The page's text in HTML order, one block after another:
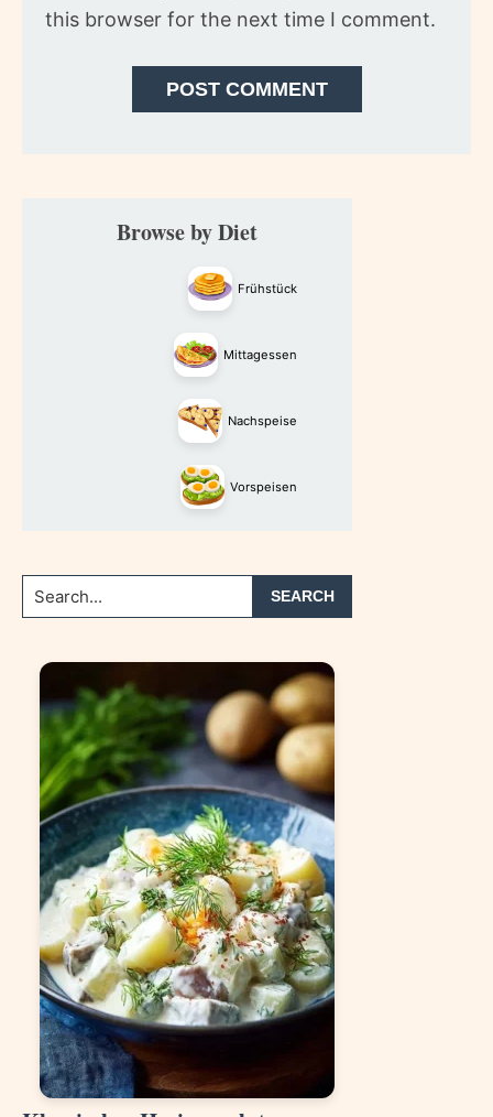
this browser for the next time I comment.
Primary
SidebarBrowse by Diet
Frühstück
Mittagessen
Nachspeise
Vorspeisen
Search...